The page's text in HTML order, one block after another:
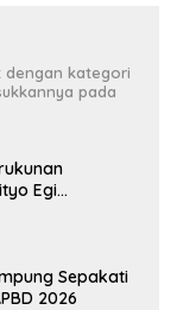
dengan kategori
pada
Egi
Sepakati
2026